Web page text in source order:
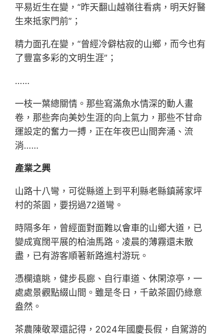
平易近生在變，“昨天翻山越嶺往看病，明天好醫
生來抵家門前”；
精力面孔在變，“曾經冷僻枯寂的山鄉，而今也有
了豐富多彩的文明生涯”；
……
一枝一葉總關情。那些寫滿魚水情深的動人畫
卷，那些奔向美妙生涯的向上氣力，那些不甘命
運設定的奮力一搏，正在年夜巴山間奔涌、流
淌……
產業之興
山路十八彎，可從縣道上到平利縣老縣鎮蔣家坪
村的茶園，要拐過72道彎。
時隔多年，曾經面對面難以會車的山鄉大道，已
變成寬闊平展的柏油馬路。凌晨的薄霧還未散
盡，已有游客順著新路進村游玩。
憑欄遠眺，健步長廊、自行車道、休閑涼亭，一
處處景觀點綴山間。雖是冬日，千畝茶園仍綠意
盎然。
茶農陳敬翠還記得，2024年國慶長假，自駕游的